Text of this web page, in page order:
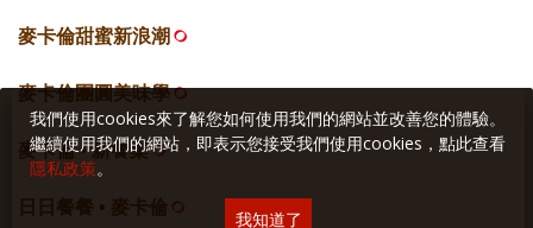
麥卡倫甜蜜新浪潮
麥卡倫團圓美味學
麥卡倫 • 新餐桌
日日餐餐 • 麥卡倫
我們使用cookies來了解您如何使用我們的網站並改善您的體驗。
繼續使用我們的網站，即表示您接受我們使用cookies，點此查看
隱私政策。
我知道了